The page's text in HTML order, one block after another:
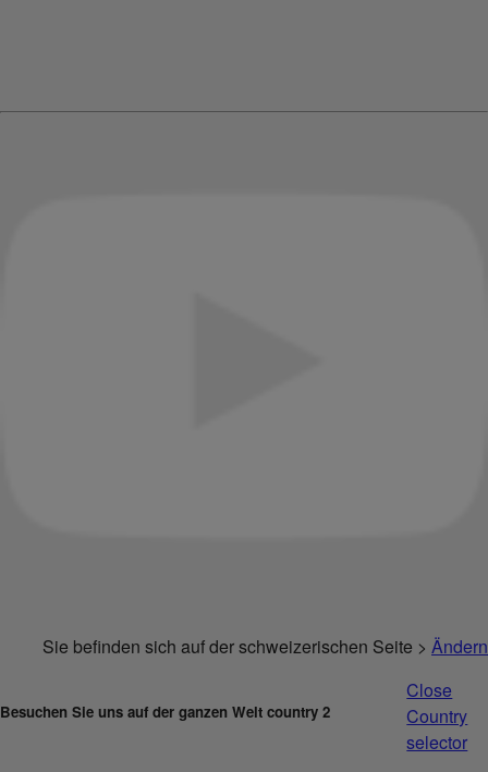
Sie befinden sich auf der schweizerischen Seite > Ändern
Besuchen Sie uns auf der ganzen Welt country 2
Close
Country
selector